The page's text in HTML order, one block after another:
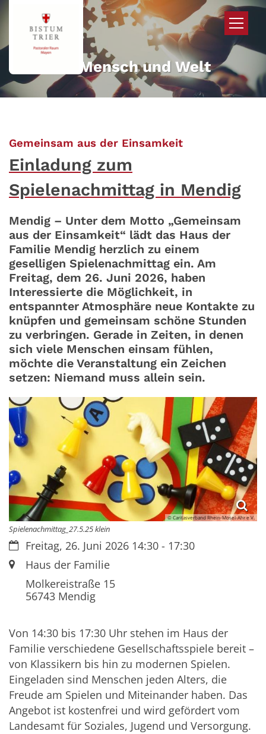
Zum Inhalt springen
Mehr für Mensch und Welt
Gemeinsam aus der Einsamkeit:
Einladung zum
Spielenachmittag in Mendig
Mendig – Unter dem Motto „Gemeinsam
aus der Einsamkeit“ lädt das Haus der
Familie Mendig herzlich zu einem
geselligen Spielenachmittag ein. Am
Freitag, dem 26. Juni 2026, haben
Interessierte die Möglichkeit, in
entspannter Atmosphäre neue Kontakte zu
knüpfen und gemeinsam schöne Stunden
zu verbringen. Gerade in Zeiten, in denen
sich viele Menschen einsam fühlen,
möchte die Veranstaltung ein Zeichen
setzen: Niemand muss allein sein.
© Caritasverband Rhein-Mosel-Ahr e.V.
Spielenachmittag_27.5.25 klein
Datum:Freitag, 26. Juni 2026 14:30 - 17:30
Ort:Haus der Familie
Molkereistraße 15
56743Mendig
Von 14:30 bis 17:30 Uhr stehen im Haus der
Familie verschiedene Gesellschaftsspiele bereit –
von Klassikern bis hin zu modernen Spielen.
Eingeladen sind Menschen jeden Alters, die
Freude am Spielen und Miteinander haben. Das
Angebot ist kostenfrei und wird gefördert vom
Landesamt für Soziales, Jugend und Versorgung.